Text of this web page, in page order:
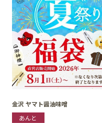
館内サービス
施設からのお知らせ
スタッフ募集
百番街くらぶ
金沢 ヤマト醤油味噌
あんと